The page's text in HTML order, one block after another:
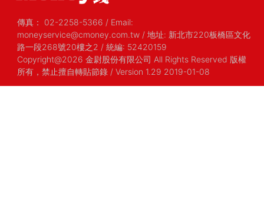
傳真： 02-2258-5366 / Email:
moneyservice@cmoney.com.tw / 地址: 新北市220板橋區文化
路一段268號20樓之2 / 統編: 52420159
Copyright@2026 金尉股份有限公司 All Rights Reserved 版權
所有，禁止擅自轉貼節錄 / Version 1.29 2019-01-08